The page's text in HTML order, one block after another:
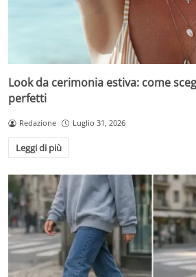
Look da cerimonia estiva: come
perfetti
Redazione Luglio 31, 2026
Leggi di più